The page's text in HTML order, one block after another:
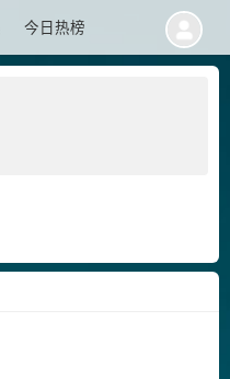
今日热榜